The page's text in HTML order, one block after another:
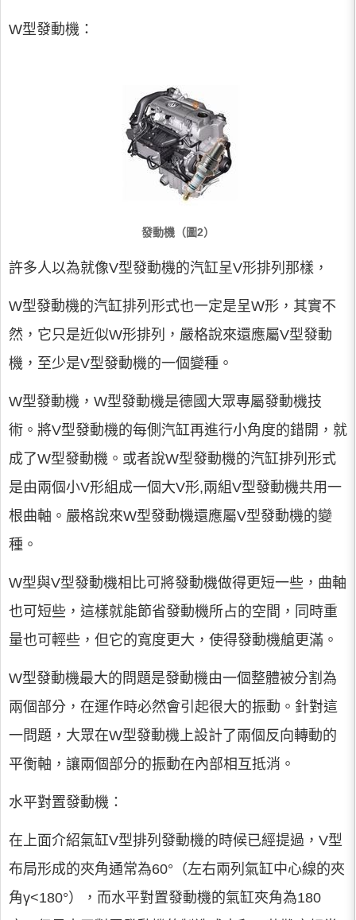
W型發動機：
發動機（圖2）
許多人以為就像V型發動機的汽缸呈V形排列那樣，
W型發動機的汽缸排列形式也一定是呈W形，其實不
然，它只是近似W形排列，嚴格說來還應屬V型發動
機，至少是V型發動機的一個變種。
W型發動機，W型發動機是德國大眾專屬發動機技
術。將V型發動機的每側汽缸再進行小角度的錯開，就
成了W型發動機。或者說W型發動機的汽缸排列形式
是由兩個小V形組成一個大V形,兩組V型發動機共用一
根曲軸。嚴格說來W型發動機還應屬V型發動機的變
種。
W型與V型發動機相比可將發動機做得更短一些，曲軸
也可短些，這樣就能節省發動機所占的空間，同時重
量也可輕些，但它的寬度更大，使得發動機艙更滿。
W型發動機最大的問題是發動機由一個整體被分割為
兩個部分，在運作時必然會引起很大的振動。針對這
一問題，大眾在W型發動機上設計了兩個反向轉動的
平衡軸，讓兩個部分的振動在內部相互抵消。
水平對置發動機：
在上面介紹氣缸V型排列發動機的時候已經提過，V型
布局形成的夾角通常為60°（左右兩列氣缸中心線的夾
角γ<180°），而水平對置發動機的氣缸夾角為180